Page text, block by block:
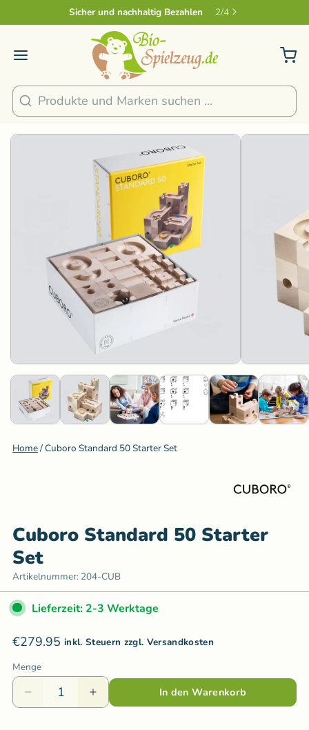
Sicher und nachhaltig Bezahlen 2/4
Suchen
Home/Cuboro Standard 50 Starter Set
Cuboro Standard 50 Starter
Set
Artikelnummer: 204-CUB
Lieferzeit: 2-3 Werktage
€279.95 inkl. Steuern zzgl. Versandkosten
Menge
In den Warenkorb
1/8